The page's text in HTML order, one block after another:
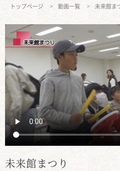
トップページ 動画一覧 未来館ま
未来館まつり